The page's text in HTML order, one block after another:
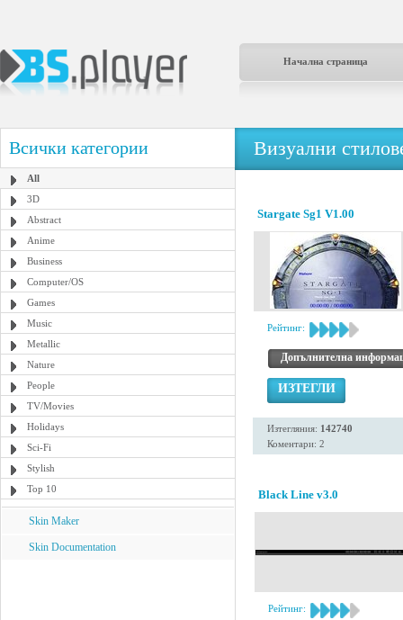
Начална страница
Всички категории
All
3D
Abstract
Anime
Business
Computer/OS
Games
Music
Metallic
Nature
People
TV/Movies
Holidays
Sci-Fi
Stylish
Top 10
Skin Maker
Skin Documentation
Визуални
Stargate Sg1 V1.00
Рейтинг:
Допълнителна
ИЗТЕГЛИ
Изтегляния: 142740
Коментари: 2
Black Line v3.0
Рейтинг: